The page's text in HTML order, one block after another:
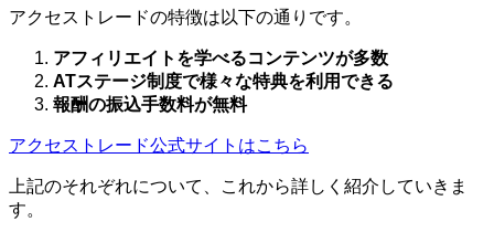
アクセストレードの特徴は以下の通りです。
アフィリエイトを学べるコンテンツが多数
ATステージ制度で様々な特典を利用できる
報酬の振込手数料が無料
アクセストレード公式サイトはこちら
上記のそれぞれについて、これから詳しく紹介していきま
す。